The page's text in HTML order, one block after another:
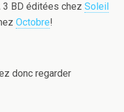
3 BD éditées chez Soleil
Octobre!
donc regarder